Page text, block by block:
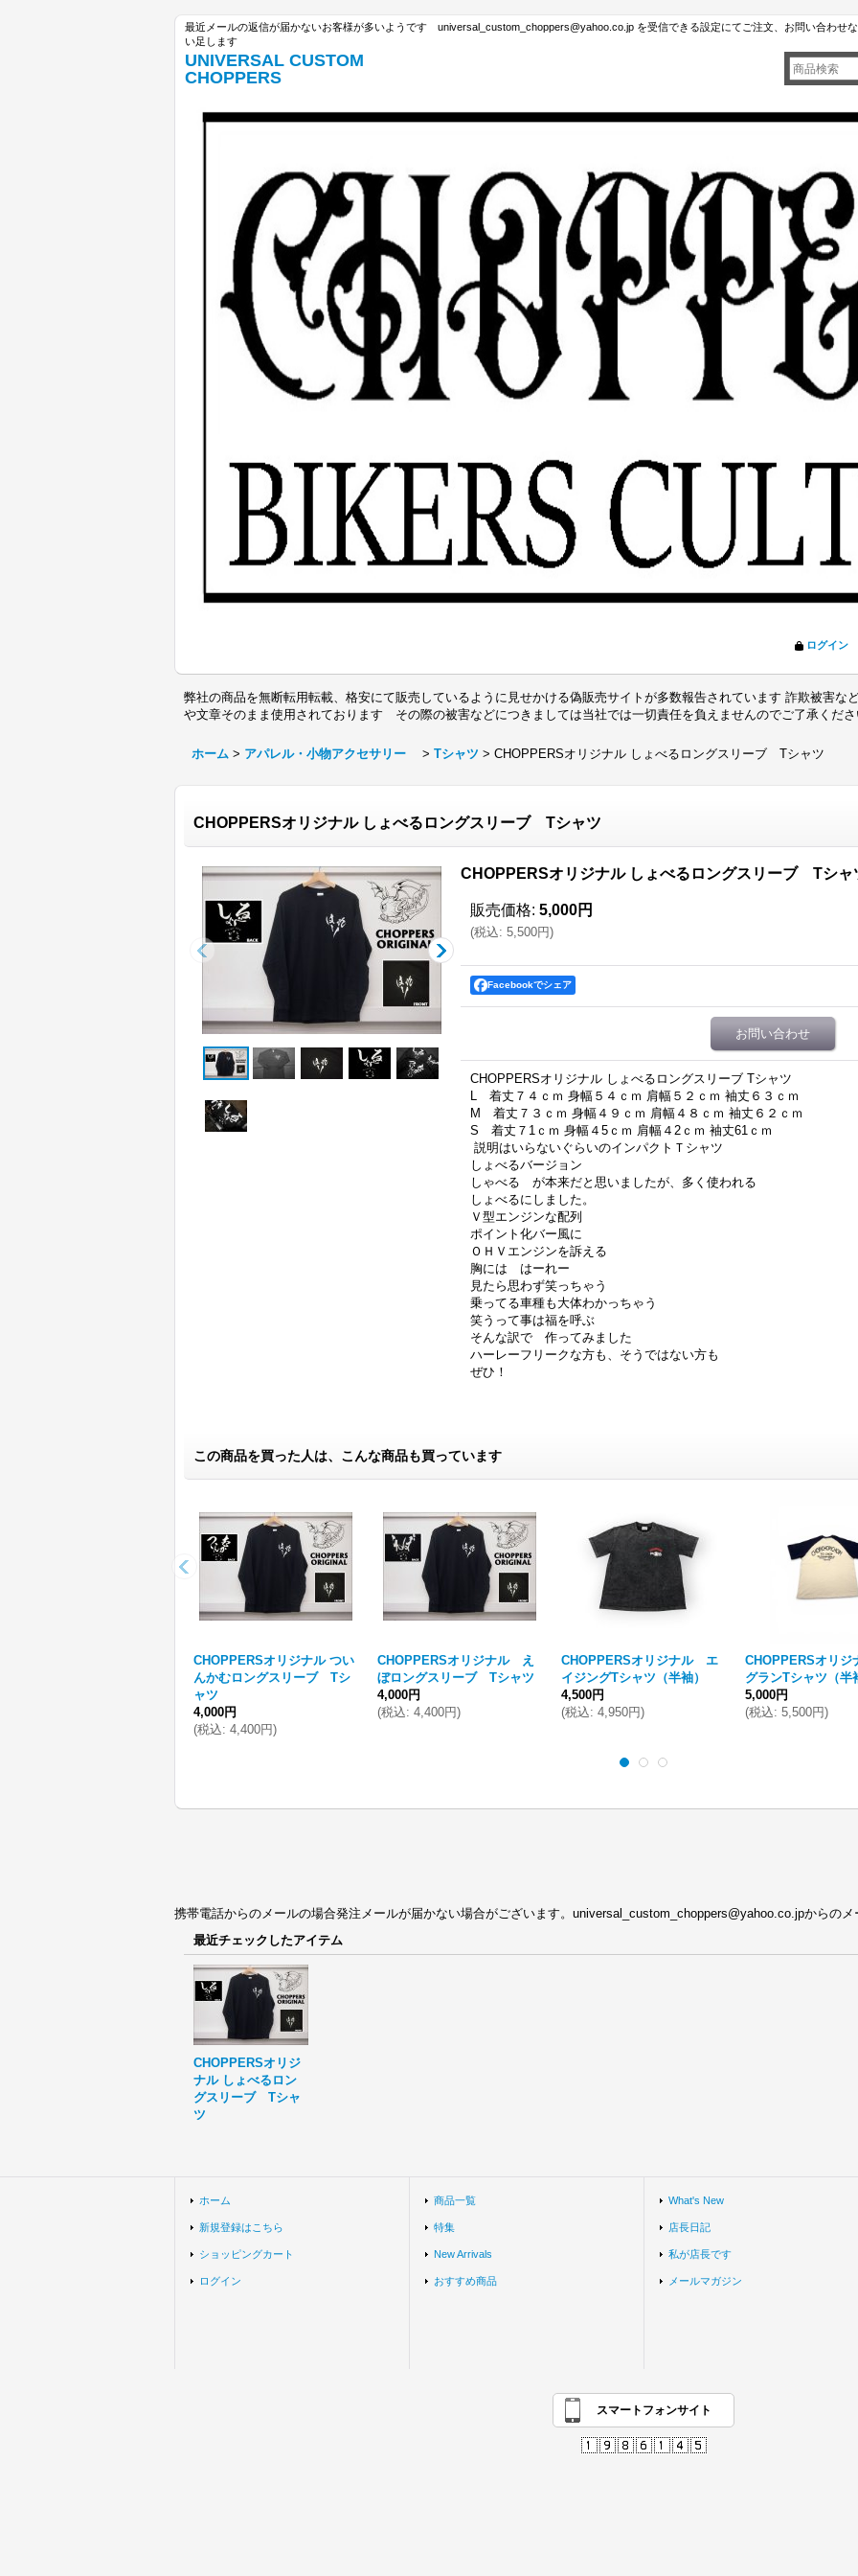
最近メールの返信が届かないお客様が多いようです universal_custom_choppers@yahoo.co.jp を受信できる設定にてご注文、お問い合わせ
い足します
UNIVERSAL CUSTOM
CHOPPERS
ログイン
弊社の商品を無断転用転載、格安にて販売しているように見せかける偽販売サイトが多数報告されています 詐欺被害な
や文章そのまま使用されております その際の被害などにつきましては当社では一切責任を負えませんのでご了承くだ
ホーム > アパレル・小物アクセサリー > Tシャツ > CHOPPERSオリジナル しょべるロングスリーブ Tシャツ
CHOPPERSオリジナル しょべるロングスリーブ Tシャツ
CHOPPERSオリジナル しょべるロングスリーブ Tシャ
販売価格: 5,000円
(税込: 5,500円)
Facebookでシェア
お問い合わせ
CHOPPERSオリジナル しょべるロングスリーブ Tシャツ
L 着丈７４ｃｍ 身幅５４ｃｍ 肩幅５２ｃｍ 袖丈６３ｃｍ
M 着丈７３ｃｍ 身幅４９ｃｍ 肩幅４８ｃｍ 袖丈６２ｃｍ
S 着丈７1ｃｍ 身幅４5ｃｍ 肩幅４2ｃｍ 袖丈61ｃｍ
説明はいらないぐらいのインパクトＴシャツ
しょべるバージョン
しゃべる が本来だと思いましたが、多く使われる
しょべるにしました。
Ｖ型エンジンな配列
ポイント化バー風に
ＯＨＶエンジンを訴える
胸には はーれー
見たら思わず笑っちゃう
乗ってる車種も大体わかっちゃう
笑うって事は福を呼ぶ
そんな訳で 作ってみました
ハーレーフリークな方も、そうではない方も
ぜひ！
この商品を買った人は、こんな商品も買っています
CHOPPERSオリジナル つい
んかむロングスリーブ Tシ
ャツ
4,000円
(税込: 4,400円)
CHOPPERSオリジナル え
ぼロングスリーブ Tシャツ
4,000円
(税込: 4,400円)
CHOPPERSオリジナル エ
イジングTシャツ（半袖）
4,500円
(税込: 4,950円)
CHOPPERSオリ
グランTシャツ（半
5,000円
(税込: 5,500円)
携帯電話からのメールの場合発注メールが届かない場合がございます。universal_custom_choppers@yahoo.co.jpからの
最近チェックしたアイテム
CHOPPERSオリジ
ナル しょべるロン
グスリーブ Tシャ
ツ
ホーム
新規登録はこちら
ショッピングカート
ログイン
商品一覧
特集
New Arrivals
おすすめ商品
What's New
店長日記
私が店長です
メールマガジン
スマートフォンサイト